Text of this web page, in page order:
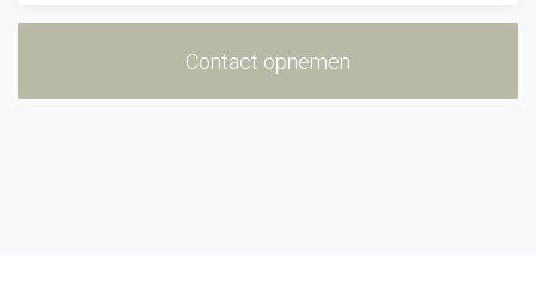
Contact opnemen